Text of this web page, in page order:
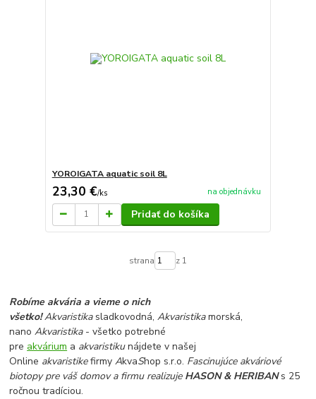
YOROIGATA aquatic soil 8L
23,30 €/ks na objednávku
Pridať do košíka
strana z 1
Robíme akvária a vieme o nich
všetko!Akvaristikasladkovodná,Akvaristikamorská,
nanoAkvaristika- všetko potrebné
pre akvárium a akvaristikunájdete v našej
Online akvaristikefirmyAkvaShop s.r.o. Fascinujúce akváriové
biotopy pre váš domov a firmu realizuje HASON & HERIBANs 25
ročnou tradíciou.